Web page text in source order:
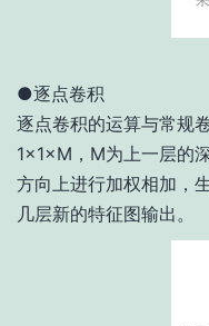
●逐点卷积
逐点卷积的运算与常规
1×1×M，M为上一层的
方向上进行加权相加，
几层新的特征图输出。